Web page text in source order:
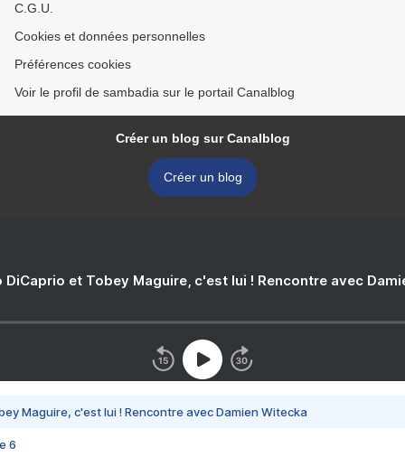
C.G.U.
Cookies et données personnelles
Préférences cookies
Voir le profil de sambadia sur le portail Canalblog
Créer un blog sur Canalblog
Créer un blog
DiCaprio et Tobey Maguire, c'est lui ! Rencontre avec
Maguire, c'est lui ! Rencontre avec Damien Witecka
6